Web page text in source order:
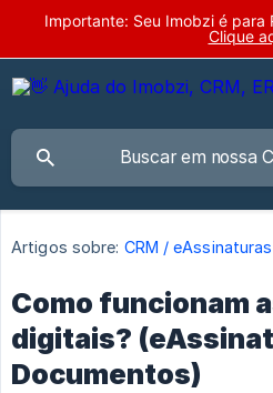
Importante: Seu Imobzi é para
Clique
Artigos sobre: CRM /
Como funcionam
digitais?
Documentos)